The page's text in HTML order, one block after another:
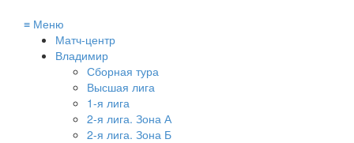
≡ Меню
Матч-центр
Владимир
Сборная тура
Высшая лига
1-я лига
2-я лига. Зона А
2-я лига. Зона Б